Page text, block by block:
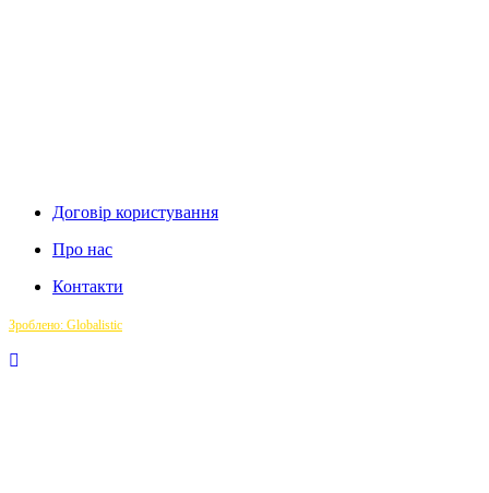
Договір користування
Про нас
Контакти
Зроблено: Globalistic